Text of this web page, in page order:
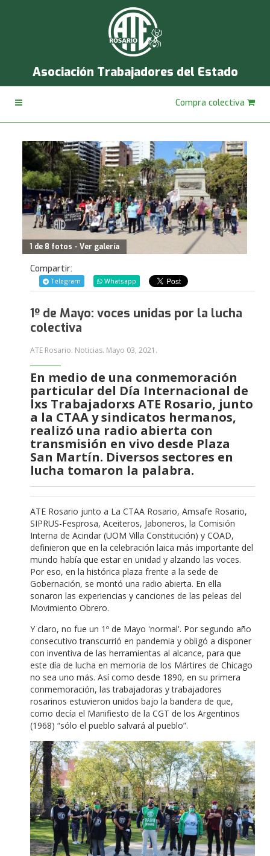
Asociación Trabajadores del Estado
Compra colectiva
1 de 8 fotos - Ver galería
Compartir:
Telegram Whatsapp
1º de Mayo: voces unidas por la lucha
colectiva
ATE Rosario. Noticias. Mayo 03, 2021 .
En medio de una conmemoración
particular del Día Internacional de
lxs Trabajadorxs ATE Rosario, junto
a la CTAA y sindicatos hermanos,
realizó una radio abierta con
transmisión en vivo desde Plaza
San Martín. Diversos sectores en
lucha tomaron la palabra.
ATE Rosario junto a La CTAA Rosario, Amsafe Rosario,
SIPRUS-Fesprosa, Aceiteros, Jaboneros, la Comisión
Interna de Acindar (UOM Villa Constitución) y COAD,
definieron que en la celebración laica más importante del
mundo había que estar en unidad y alzando las voces.
Por eso, en la histórica plaza frente a la sede de
Gobernación, se montó una radio abierta. En ella
sonaron las experiencias y canciones de las peleas del
Movimiento Obrero.
Y claro, no fue un 1º de Mayo 'normal'. Por segundo año
consecutivo transcurrió en pandemia y obligó a disponer
con inventiva de las herramientas al alcance, para que
este día de lucha en memoria de los Mártires de Chicago
no sea uno más. Así como desde 1890, en su primera
conmemoración, las trabajadoras y trabajadores
rosarinos estuvieron unidos bajo la bandera de que,
como decía el Manifiesto de la CGT de los Argentinos
(1968) “sólo el pueblo salvará al pueblo”.